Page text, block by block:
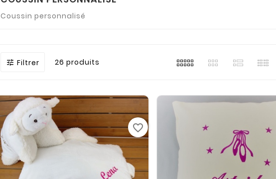
Coussin personnalisé
 Filtrer 26 produits
favorite_border